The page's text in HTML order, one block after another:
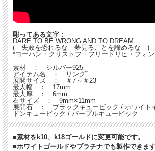
彫ってある文字：
DARE TO BE WRONG AND TO DREAM.
( 失敗を恐れるな 夢見ることを諦めるな )
*ヨーハン・クリストフ・フリードリヒ・フォ
素材 ： シルバー925
アイテム名 ： リングﾞ
展開サイズ ： ＃7～＃23
最大幅 ： 17mm
最大厚 ： 6mm
石サイズ ： 9mm×11mm
展開石 ： ブラックキュービック / ホワイト
ドンキュービック / パープルキュービック
■素材をk10、k18ゴールドに変更可能です。
■ホワイトゴールドやプラチナでも製作できます